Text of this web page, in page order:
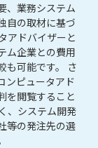
、業務システム
自の取材に基づ
アドバイザーと
ム企業との費用
も可能です。 さ
ンピュータアド
を閲覧すること
、システム開発
等の発注先の選